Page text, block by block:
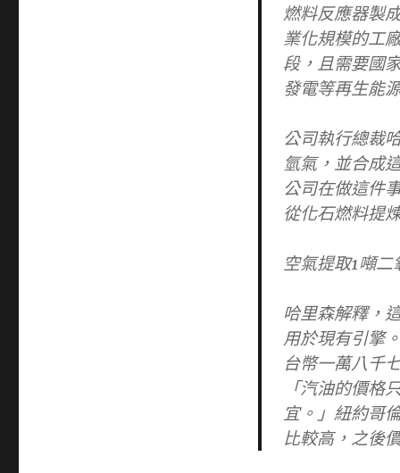
燃料反應器製
業化規模的工
段，且需要國
發電等再生能
公司執行總裁
氫氣，並合成
公司在做這件
從化石燃料提
空氣提取1噸二
哈里森解釋，
用於現有引擎
台幣一萬八千
「汽油的價格
宜。」紐約哥
比較高，之後